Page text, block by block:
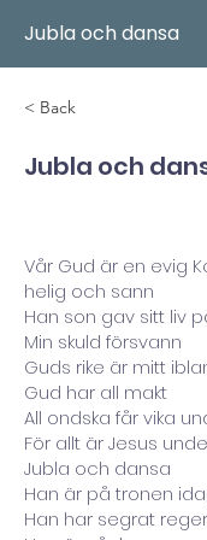
Jubla och dansa
< Back
Jubla och
Vår Gud är en evig
helig och sann
Han son gav sitt liv
Min skuld försvann
Guds rike är mitt
Gud har all makt
All ondska får vika
För allt är Jesus
Jubla och dansa
Han är på tronen
Han har segrat